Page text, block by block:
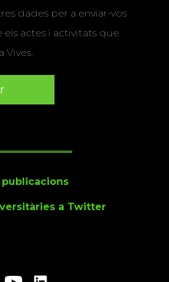
dades per a enviar-vos
actes i activitats que
Vives.
a Twitter